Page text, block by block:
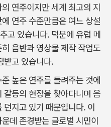
연주이지만 세계 최고의 지
연주 수준만큼은 여느 상설
고 있습니다. 덕분에 유럽 메
음반과 영상물 제작 작업도
받고 있습니다.
높은 연주를 들려주는 것에
등의 현장을 찾아다니며 음
지고 있기 때문입니다. 이
데 존경받는 글로벌 시민이